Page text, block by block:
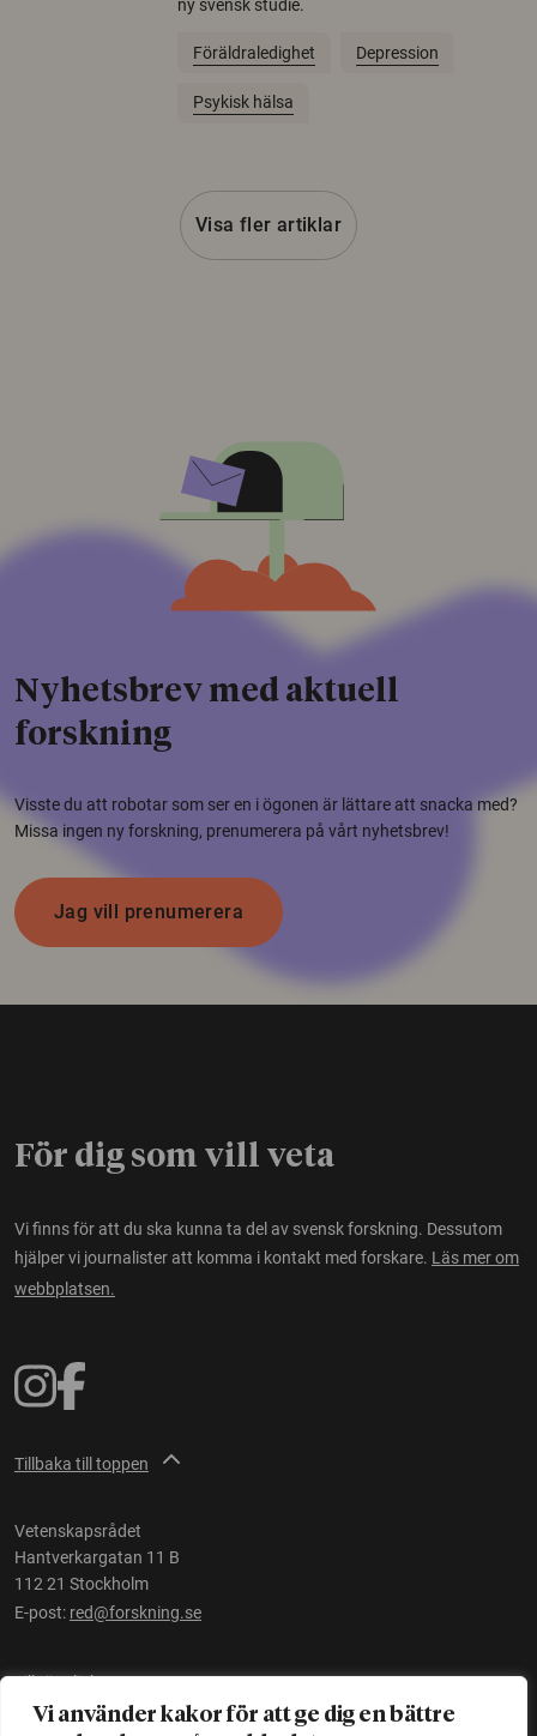
Vi använder kakor för att ge dig en bättre
ny svensk studie.
Föräldraledighet Depression
Psykisk hälsa
Visa fler artiklar
Nyhetsbrev med aktuell
forskning
Visste du att robotar som ser en i ögonen är lättare att snacka med?
Missa ingen ny forskning, prenumerera på vårt nyhetsbrev!
Jag vill prenumerera
För dig som vill veta
Vi finns för att du ska kunna ta del av svensk forskning. Dessutom
hjälper vi journalister att komma i kontakt med forskare. Läs mer om
webbplatsen.
Tillbaka till toppen
Vetenskapsrådet
Hantverkargatan 11 B
112 21 Stockholm
E-post: red@forskning.se
Tillgänglighet